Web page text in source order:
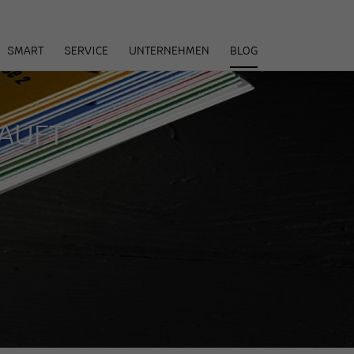
SMART SERVICE UNTERNEHMEN BLOG